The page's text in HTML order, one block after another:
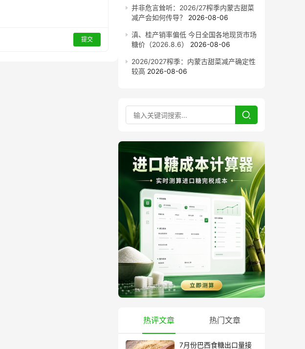
提交
并非危言耸听：2026/27榨季内蒙古甜菜
减产会如何传导？
2026-08-06
滇、桂产销率偏低 今日全国各地现货市场
糖价（2026.8.6）
2026-08-06
2026/2027榨季：内蒙古甜菜减产确定性
较高 2026-08-06
热评文章 热门文章
7月份巴西食糖出口量接